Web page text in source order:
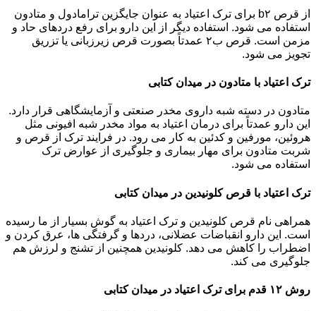
از قرص b۲ برای ترک اعتیاد به عنوان جایگزین ترامادول و متادون
استفاده می شود. استفاده دیگر از این دارو برای رفع دردهای حاد و
مزمن است. قرص ب۲ عمدتاً بصورت قرص زیرزبانی یا تزریق
تجویز می شود.
ترک اعتیاد با متادون در میدان کتابی
متادون در دسته شبه داروی مخدر صنعتی و آزمایشگاهی قرار دارد.
این دارو عمدتاً برای درمان اعتیاد به مواد مخدر شبه افیونی مثل
هروئین، مورفین و کدئین به کار می رود. در فرایند ترک از قرص و
شربت متادون برای مهار بیماری و جلوگیری از عوارض ترک
استفاده می شود.
ترک اعتیاد با قرص کلونیدین در میدان کتابی
همراهی نام قرص کلونیدین و ترک اعتیاد به گوش بسیار از ما رسیده
است. این دارو انقباضات عضلانی، دردها و گرفتگی ها، عرق کردن و
اضطراب را کاهش می دهد. کلونیدین همچنین از تشنج و لرزش هم
جلوگیری می کند.
روش ۱۲ قدم برای ترک اعتیاد در میدان کتابی